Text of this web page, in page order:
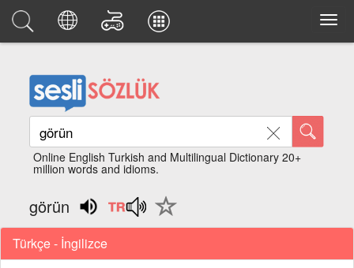
Online English Turkish and Multilingual Dictionary 20+
million words and idioms.
görün
Türkçe - İngilizce